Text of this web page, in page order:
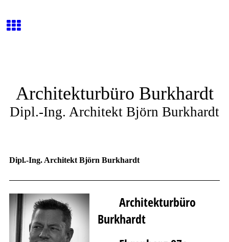
Architekturbüro Burkhardt
Dipl.-Ing. Architekt Björn Burkhardt
Dipl.-Ing. Architekt Björn Burkhardt
Architekturbüro
Burkhardt